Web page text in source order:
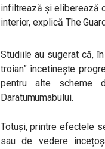
infiltrează și eliberează
interior, explică The
Studiile au sugerat că,
troian” încetinește
pentru alte scheme
Daratumumabului.
Totuși, printre efectele
sau de vedere